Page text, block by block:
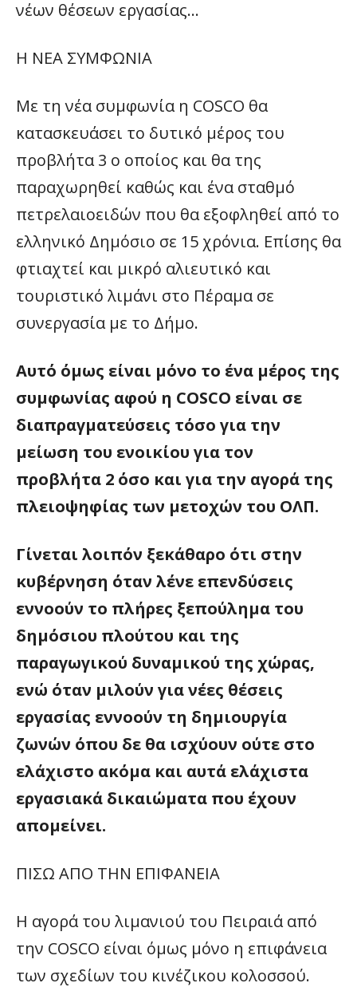
νέων θέσεων εργασίας…
Η ΝΕΑ ΣΥΜΦΩΝΙΑ
Με τη νέα συμφωνία η COSCO θα
κατασκευάσει το δυτικό μέρος του
προβλήτα 3 ο οποίος και θα της
παραχωρηθεί καθώς και ένα σταθμό
πετρελαιοειδών που θα εξοφληθεί από το
ελληνικό Δημόσιο σε 15 χρόνια. Επίσης θα
φτιαχτεί και μικρό αλιευτικό και
τουριστικό λιμάνι στο Πέραμα σε
συνεργασία με το Δήμο.
Αυτό όμως είναι μόνο το ένα μέρος της
συμφωνίας αφού η COSCO είναι σε
διαπραγματεύσεις τόσο για την
μείωση του ενοικίου για τον
προβλήτα 2 όσο και για την αγορά της
πλειοψηφίας των μετοχών του ΟΛΠ.
Γίνεται λοιπόν ξεκάθαρο ότι στην
κυβέρνηση όταν λένε επενδύσεις
εννοούν το πλήρες ξεπούλημα του
δημόσιου πλούτου και της
παραγωγικού δυναμικού της χώρας,
ενώ όταν μιλούν για νέες θέσεις
εργασίας εννοούν τη δημιουργία
ζωνών όπου δε θα ισχύουν ούτε στο
ελάχιστο ακόμα και αυτά ελάχιστα
εργασιακά δικαιώματα που έχουν
απομείνει.
ΠΙΣΩ ΑΠΟ ΤΗΝ ΕΠΙΦΑΝΕΙΑ
Η αγορά του λιμανιού του Πειραιά από
την COSCO είναι όμως μόνο η επιφάνεια
των σχεδίων του κινέζικου κολοσσού.